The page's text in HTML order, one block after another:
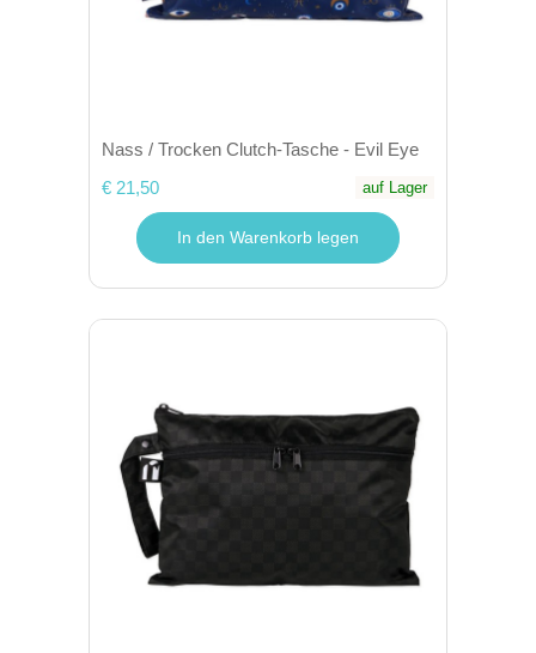
Nass / Trocken Clutch-Tasche - Evil Eye
€ 21,50
auf Lager
In den Warenkorb legen